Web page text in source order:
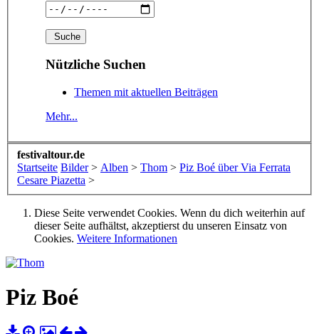
Nützliche Suchen
Themen mit aktuellen Beiträgen
Mehr...
festivaltour.de
Startseite Bilder > Alben > Thom > Piz Boé über Via Ferrata
Cesare Piazetta >
Diese Seite verwendet Cookies. Wenn du dich weiterhin auf
dieser Seite aufhältst, akzeptierst du unseren Einsatz von
Cookies. Weitere Informationen
Piz Boé